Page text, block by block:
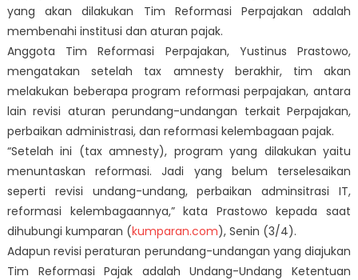
yang akan dilakukan Tim Reformasi Perpajakan adalah
membenahi institusi dan aturan pajak.
Anggota Tim Reformasi Perpajakan, Yustinus Prastowo,
mengatakan setelah tax amnesty berakhir, tim akan
melakukan beberapa program reformasi perpajakan, antara
lain revisi aturan perundang-undangan terkait Perpajakan,
perbaikan administrasi, dan reformasi kelembagaan pajak.
“Setelah ini (tax amnesty), program yang dilakukan yaitu
menuntaskan reformasi. Jadi yang belum terselesaikan
seperti revisi undang-undang, perbaikan adminsitrasi IT,
reformasi kelembagaannya,” kata Prastowo kepada saat
dihubungi kumparan (kumparan.com), Senin (3/4).
Adapun revisi peraturan perundang-undangan yang diajukan
Tim Reformasi Pajak adalah Undang-Undang Ketentuan